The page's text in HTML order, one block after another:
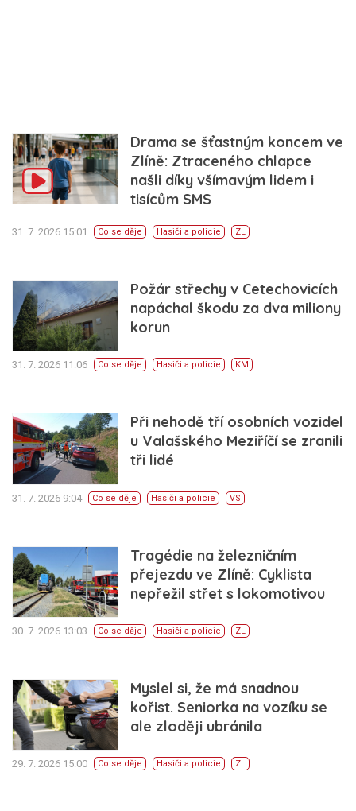
Drama se šťastným koncem ve
Zlíně: Ztraceného chlapce
našli díky všímavým lidem i
tisícům SMS
31. 7. 2026 15:01 Co se děje Hasiči a policie ZL
Požár střechy v Cetechovicích
napáchal škodu za dva miliony
korun
31. 7. 2026 11:06 Co se děje Hasiči a policie KM
Při nehodě tří osobních vozidel
u Valašského Meziříčí se zranili
tři lidé
31. 7. 2026 9:04 Co se děje Hasiči a policie VS
Tragédie na železničním
přejezdu ve Zlíně: Cyklista
nepřežil střet s lokomotivou
30. 7. 2026 13:03 Co se děje Hasiči a policie ZL
Myslel si, že má snadnou
kořist. Seniorka na vozíku se
ale zloději ubránila
29. 7. 2026 15:00 Co se děje Hasiči a policie ZL